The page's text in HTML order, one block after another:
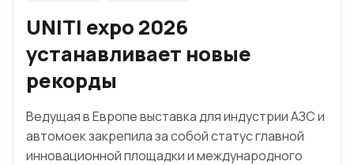
UNITI expo 2026
устанавливает новые
рекорды
Ведущая в Европе выставка для индустрии АЗС и
автомоек закрепила за собой статус главной
инновационной площадки и международного